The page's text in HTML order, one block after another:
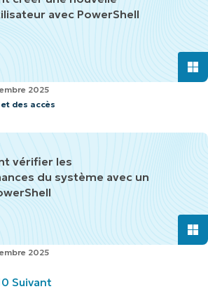
avec PowerShell
2025
des accès
vérifier les
du système avec un
2025
Suivant